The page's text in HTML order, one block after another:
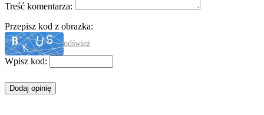
Treść komentarza:
Przepisz kod z obrazka:
odśwież
Wpisz kod: